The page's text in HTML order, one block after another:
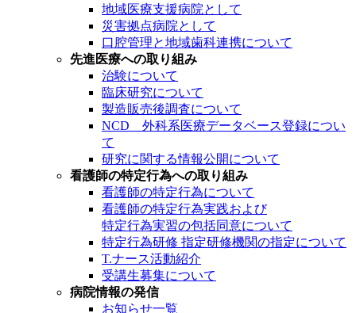
地域医療支援病院として
災害拠点病院として
口腔管理と地域歯科連携について
先進医療への取り組み
治験について
臨床研究について
製造販売後調査について
NCD 外科系医療データベース登録につい
て
研究に関する情報公開について
看護師の特定行為への取り組み
看護師の特定行為について
看護師の特定行為実践および
特定行為実習の包括同意について
特定行為研修 指定研修機関の指定について
T.ナース活動紹介
受講生募集について
病院情報の発信
お知らせ一覧